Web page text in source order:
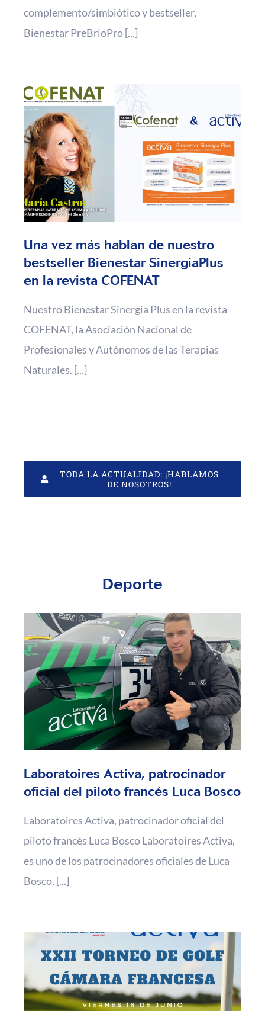
complemento/simbiótico y bestseller,
Bienestar PreBrioPro [...]
Una vez más hablan de nuestro
bestseller Bienestar SinergiaPlus
en la revista COFENAT
Nuestro Bienestar Sinergia Plus en la revista
COFENAT, la Asociación Nacional de
Profesionales y Autónomos de las Terapias
Naturales. [...]
TODA LA ACTUALIDAD: ¡HABLAMOS
DE NOSOTROS!
Deporte
Laboratoires Activa, patrocinador
oficial del piloto francés Luca Bosco
Laboratoires Activa, patrocinador oficial del
piloto francés Luca Bosco Laboratoires Activa,
es uno de los patrocinadores oficiales de Luca
Bosco, [...]